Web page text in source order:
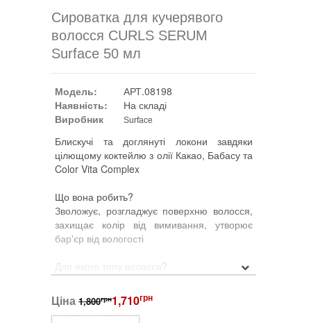
Сироватка для кучерявого
волосся CURLS SERUM
Surface 50 мл
Модель:
АРТ.08198
Наявність:
На складі
Виробник
Surface
Блискучі та доглянуті локони завдяки
цілющому коктейлю з олії Какао, Бабасу та
Color Vita Complex
Що вона робить?
Зволожує, розгладжує поверхню волосся,
захищає колір від вимивання, утворює
бар'єр від вологості
Для якого типу волосся?
Для волосся жорстких і середньої
жорсткості, які вимагають додаткового
догляду та контролю, а також для
Ціна 1,800грн1,710грн